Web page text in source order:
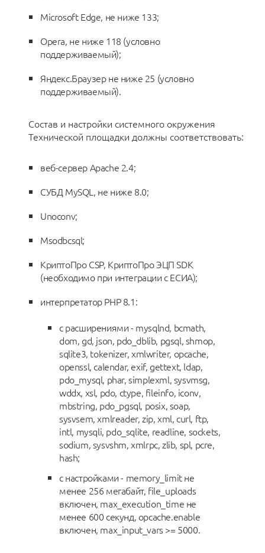
Microsoft Edge, не ниже 133;
Opera, не ниже 118 (условно
поддерживаемый);
Яндекс.Браузер не ниже 25 (условно
поддерживаемый).
Состав и настройки системного окружения
Технической площадки должны соответствовать:
веб-сервер Apache 2.4;
СУБД MySQL, не ниже 8.0;
Unoconv;
Msodbcsql;
КриптоПро CSP, КриптоПро ЭЦП SDK
(необходимо при интеграции с ЕСИА);
интерпретатор PHP 8.1:
с расширениями - mysqlnd, bcmath,
dom, gd, json, pdo_dblib, pgsql, shmop,
sqlite3, tokenizer, xmlwriter, opcache,
openssl, calendar, exif, gettext, ldap,
pdo_mysql, phar, simplexml, sysvmsg,
wddx, xsl, pdo, ctype, fileinfo, iconv,
mbstring, pdo_pgsql, posix, soap,
sysvsem, xmlreader, zip, xml, curl, ftp,
intl, mysqli, pdo_sqlite, readline, sockets,
sodium, sysvshm, xmlrpc, zlib, spl, pcre,
hash;
с настройками - memory_limit не
менее 256 мегабайт, file_uploads
включен, max_execution_time не
менее 600 секунд, opcache.enable
включен, max_input_vars >= 5000.